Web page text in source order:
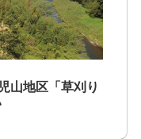
山地区「草刈り